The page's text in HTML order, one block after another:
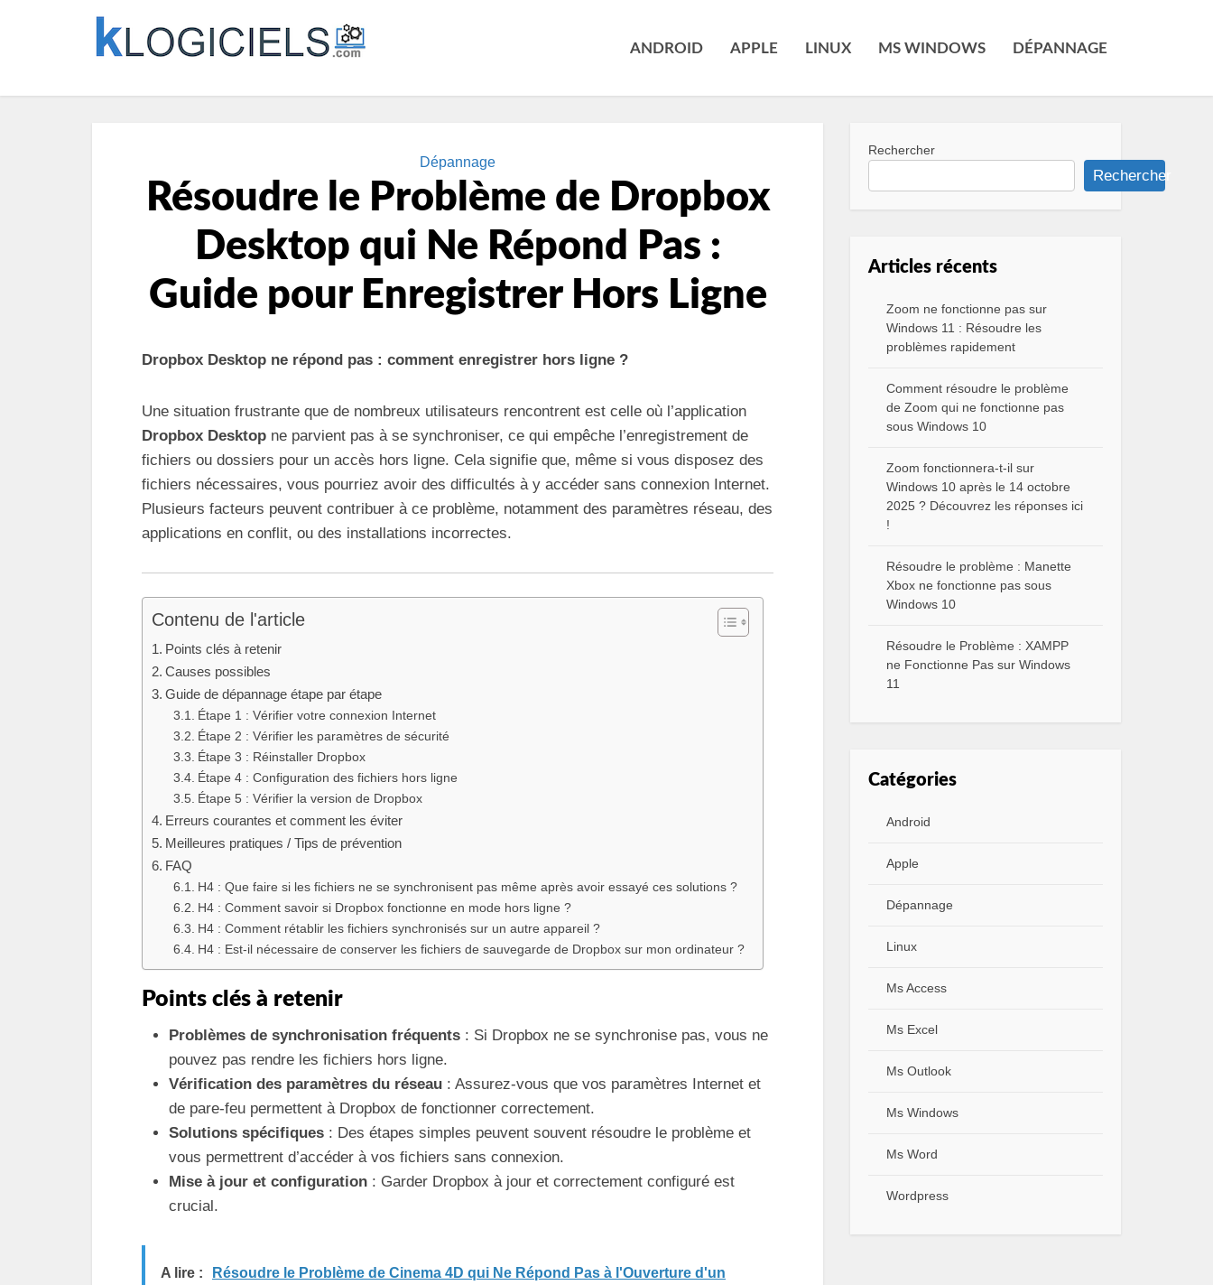
ANDROID APPLE LINUX MS WINDOWS DÉPANNAGE
Dépannage
Résoudre le Problème de Dropbox
Desktop qui Ne Répond Pas :
Guide pour Enregistrer Hors Ligne
Dropbox Desktop ne répond pas : comment enregistrer hors ligne ?
Une situation frustrante que de nombreux utilisateurs rencontrent est celle où l’application
Dropbox Desktop ne parvient pas à se synchroniser, ce qui empêche l’enregistrement de
fichiers ou dossiers pour un accès hors ligne. Cela signifie que, même si vous disposez des
fichiers nécessaires, vous pourriez avoir des difficultés à y accéder sans connexion Internet.
Plusieurs facteurs peuvent contribuer à ce problème, notamment des paramètres réseau, des
applications en conflit, ou des installations incorrectes.
Contenu de l'article
Points clés à retenir
Causes possibles
Guide de dépannage étape par étape
Étape 1 : Vérifier votre connexion Internet
Étape 2 : Vérifier les paramètres de sécurité
Étape 3 : Réinstaller Dropbox
Étape 4 : Configuration des fichiers hors ligne
Étape 5 : Vérifier la version de Dropbox
Erreurs courantes et comment les éviter
Meilleures pratiques / Tips de prévention
FAQ
H4 : Que faire si les fichiers ne se synchronisent pas même après avoir essayé ces solutions ?
H4 : Comment savoir si Dropbox fonctionne en mode hors ligne ?
H4 : Comment rétablir les fichiers synchronisés sur un autre appareil ?
H4 : Est-il nécessaire de conserver les fichiers de sauvegarde de Dropbox sur mon ordinateur ?
Points clés à retenir
Problèmes de synchronisation fréquents : Si Dropbox ne se synchronise pas, vous ne
pouvez pas rendre les fichiers hors ligne.
Vérification des paramètres du réseau : Assurez-vous que vos paramètres Internet et
de pare-feu permettent à Dropbox de fonctionner correctement.
Solutions spécifiques : Des étapes simples peuvent souvent résoudre le problème et
vous permettrent d’accéder à vos fichiers sans connexion.
Mise à jour et configuration : Garder Dropbox à jour et correctement configuré est
crucial.
A lire :
Résoudre le Problème de Cinema 4D qui Ne Répond Pas à l'Ouverture d'un
Rechercher
Rechercher
Articles récents
Zoom ne fonctionne pas sur
Windows 11 : Résoudre les
problèmes rapidement
Comment résoudre le problème
de Zoom qui ne fonctionne pas
sous Windows 10
Zoom fonctionnera-t-il sur
Windows 10 après le 14 octobre
2025 ? Découvrez les réponses ici
!
Résoudre le problème : Manette
Xbox ne fonctionne pas sous
Windows 10
Résoudre le Problème : XAMPP
ne Fonctionne Pas sur Windows
11
Catégories
Android
Apple
Dépannage
Linux
Ms Access
Ms Excel
Ms Outlook
Ms Windows
Ms Word
Wordpress